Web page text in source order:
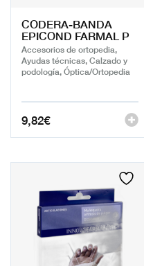
CODERA-BANDA
EPICOND FARMAL P
Accesorios de ortopedia,
Ayudas técnicas, Calzado y
podología, Óptica/Ortopedia
9,82€